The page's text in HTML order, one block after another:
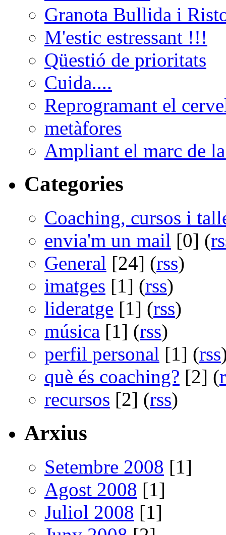
Granota Bullida i
M'estic estressant !!!
Qüestió de prioritats
Cuida....
Reprogramant el
metàfores
Ampliant el marc de
Categories
Coaching, cursos i
envia'm un mail [0] (
General [24] (rss)
imatges [1] (rss)
lideratge [1] (rss)
música [1] (rss)
perfil personal [1] (rss
què és coaching? [2] (
recursos [2] (rss)
Arxius
Setembre 2008 [1]
Agost 2008 [1]
Juliol 2008 [1]